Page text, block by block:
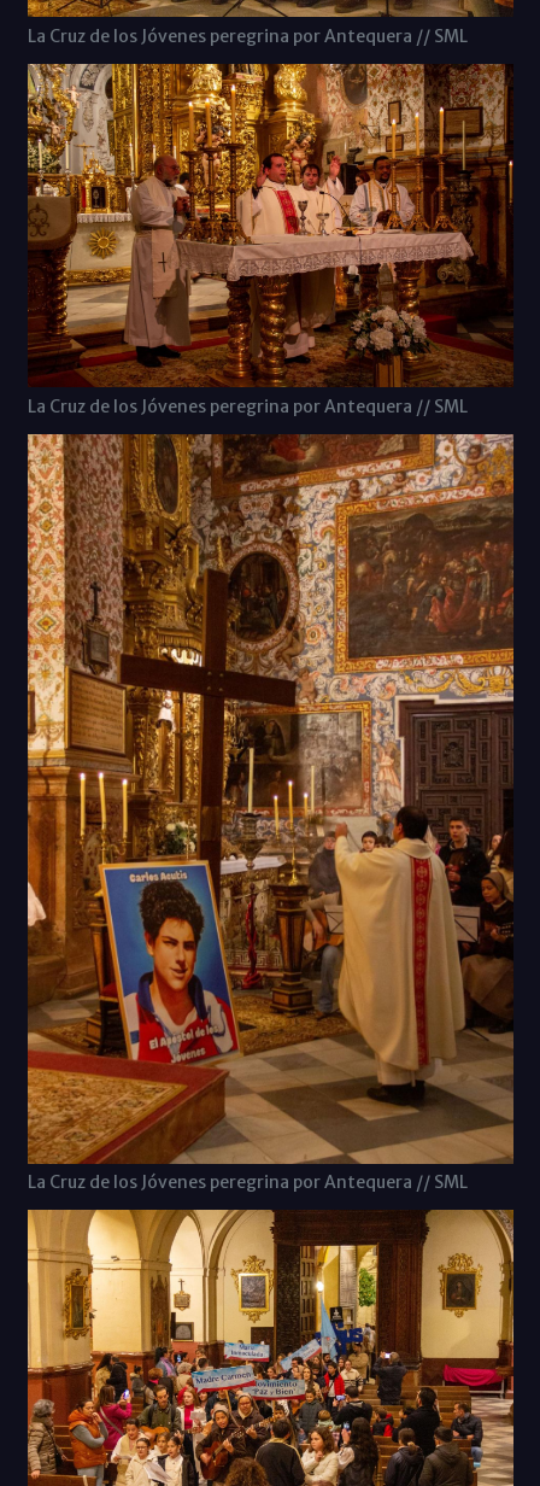
La Cruz de los Jóvenes peregrina por Antequera // SML
La Cruz de los Jóvenes peregrina por Antequera // SML
La Cruz de los Jóvenes peregrina por Antequera // SML